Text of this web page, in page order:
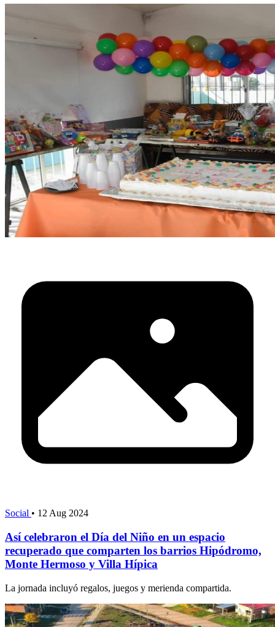
Social • 12 Aug 2024
Así celebraron el Día del Niño en un espacio
recuperado que comparten los barrios Hipódromo,
Monte Hermoso y Villa Hípica
La jornada incluyó regalos, juegos y merienda compartida.